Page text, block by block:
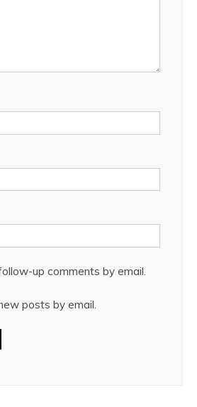
up comments by email.
posts by email.